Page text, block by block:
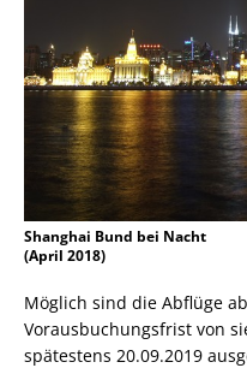
Shanghai Bund bei Nacht
(April 2018)
Möglich sind die Abflüge
Vorausbuchungsfrist von
spätestens 20.09.2019